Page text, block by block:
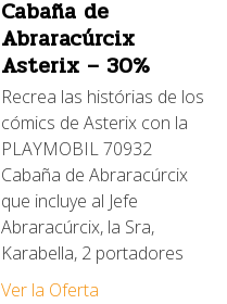
Cabaña de
Abraracúrcix
Asterix – 30%
Recrea las histórias de los
cómics de Asterix con la
PLAYMOBIL 70932
Cabaña de Abraracúrcix
que incluye al Jefe
Abraracúrcix, la Sra,
Karabella, 2 portadores
Ver la Oferta